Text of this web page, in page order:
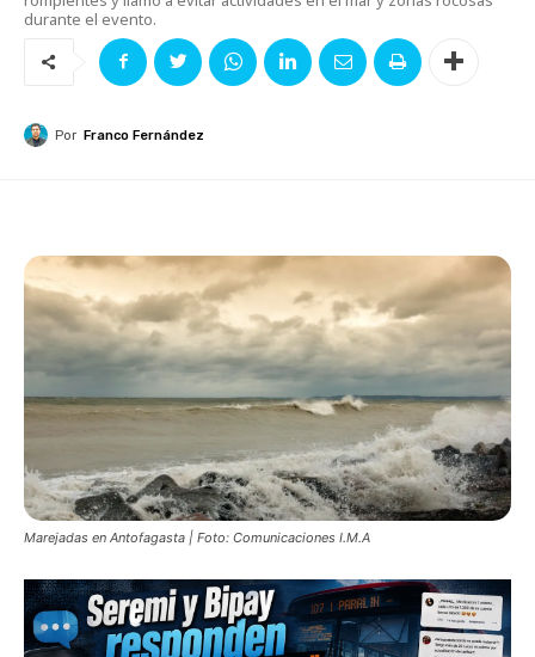
durante el evento.
Por Franco Fernández
Marejadas en Antofagasta | Foto: Comunicaciones I.M.A